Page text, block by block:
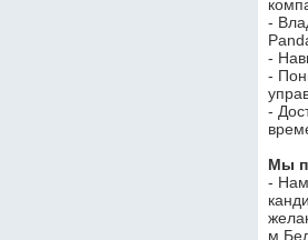
-
-
-
-
Мы
-